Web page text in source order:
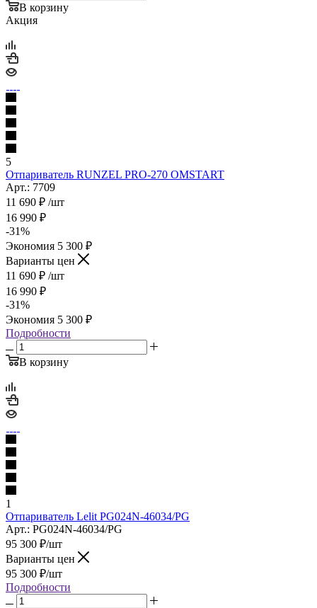
В корзину
Акция
5
Отпариватель RUNZEL PRO-270 OMSTART
Арт.: 7709
11 690 ₽ /шт
16 990 ₽
-31%
Экономия 5 300 ₽
Варианты цен
11 690 ₽ /шт
16 990 ₽
-31%
Экономия 5 300 ₽
Подробности
В корзину
1
Отпариватель Lelit PG024N-46034/PG
Арт.: PG024N-46034/PG
95 300 ₽/шт
Варианты цен
95 300 ₽/шт
Подробности